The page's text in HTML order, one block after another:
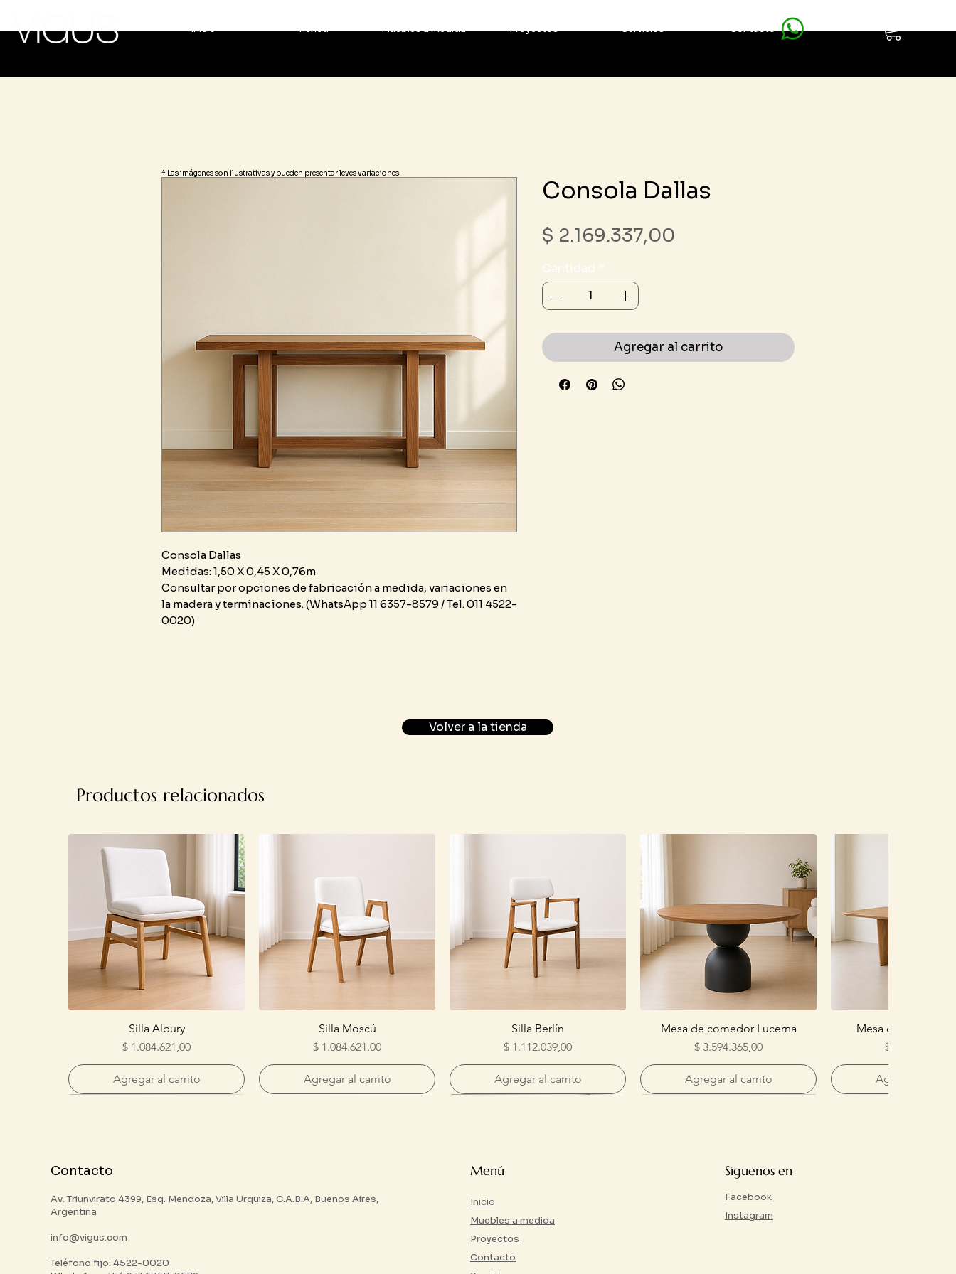
Inicio Tienda Muebles a medida Proyectos Servicios Contacto
Consola Dallas
Medidas: 1,50 X 0,45 X 0,76m
Consultar por opciones de fabricación a medida, variaciones en
la madera y terminaciones. (WhatsApp 11 6357-8579 / Tel. 011 4522-
0020)
Consola Dallas
$ 2.169.337,00
Cantidad *
Agregar al carrito
* Las imágenes son ilustrativas y pueden presentar leves variaciones
Volver a la tienda
Productos relacionados
Silla Albury
Precio
$ 1.084.621,00
Agregar al carrito
Silla Moscú
Precio
$ 1.084.621,00
Agregar al carrito
Silla Berlín
Precio
$ 1.112.039,00
Agregar al carrito
Mesa de comedor Lucerna
Precio
$ 3.594.365,00
Agregar al carrito
Mesa de comedor
Precio
$ 4.032.904,00
Agregar al
Contacto
Av. Triunvirato 4399, Esq. Mendoza, Villa Urquiza, C.A.B.A, Buenos Aires,
Argentina
info@vigus.com
Teléfono fijo: 4522-0020
Menú
Inicio
Muebles a medida
Proyectos
Contacto
Síguenos en
Facebook
Instagram